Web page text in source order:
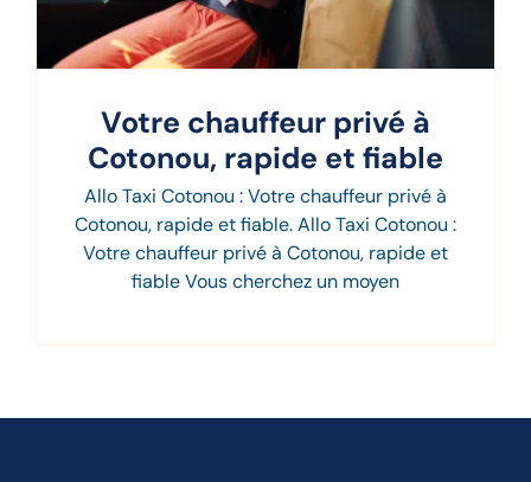
Votre chauffeur privé à
Cotonou, rapide et fiable
Allo Taxi Cotonou : Votre chauffeur privé à
Cotonou, rapide et fiable. Allo Taxi Cotonou :
Votre chauffeur privé à Cotonou, rapide et
fiable Vous cherchez un moyen